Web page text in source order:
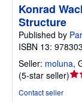
Konrad
Structure
Published by
ISBN 13:
Seller: moluna,
(5-star seller)
Contact seller